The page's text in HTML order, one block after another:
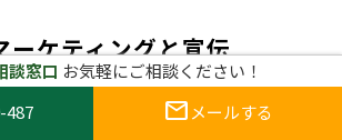
ーケティングと宣伝
告宣伝
も詐欺サイトに共通する特徴で
談窓口 お気軽にご相談ください！
487 mail メールする